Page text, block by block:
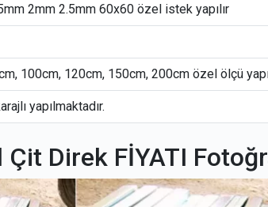
2mm 2.5mm 60x60 özel istek yapılır
100cm, 120cm, 150cm, 200cm özel ölçü
yapılmaktadır.
Direk FİYATI